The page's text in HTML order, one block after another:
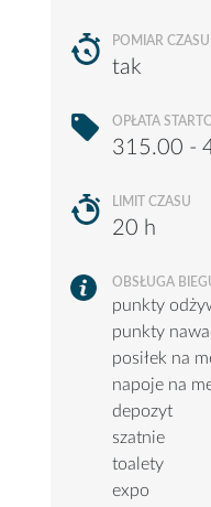
POMIAR CZASU
tak
OPŁATA
315.00 -
LIMIT CZASU
20 h
OBSŁUGA
punkty
punkty
posiłek na
napoje na
depozyt
szatnie
toalety
expo